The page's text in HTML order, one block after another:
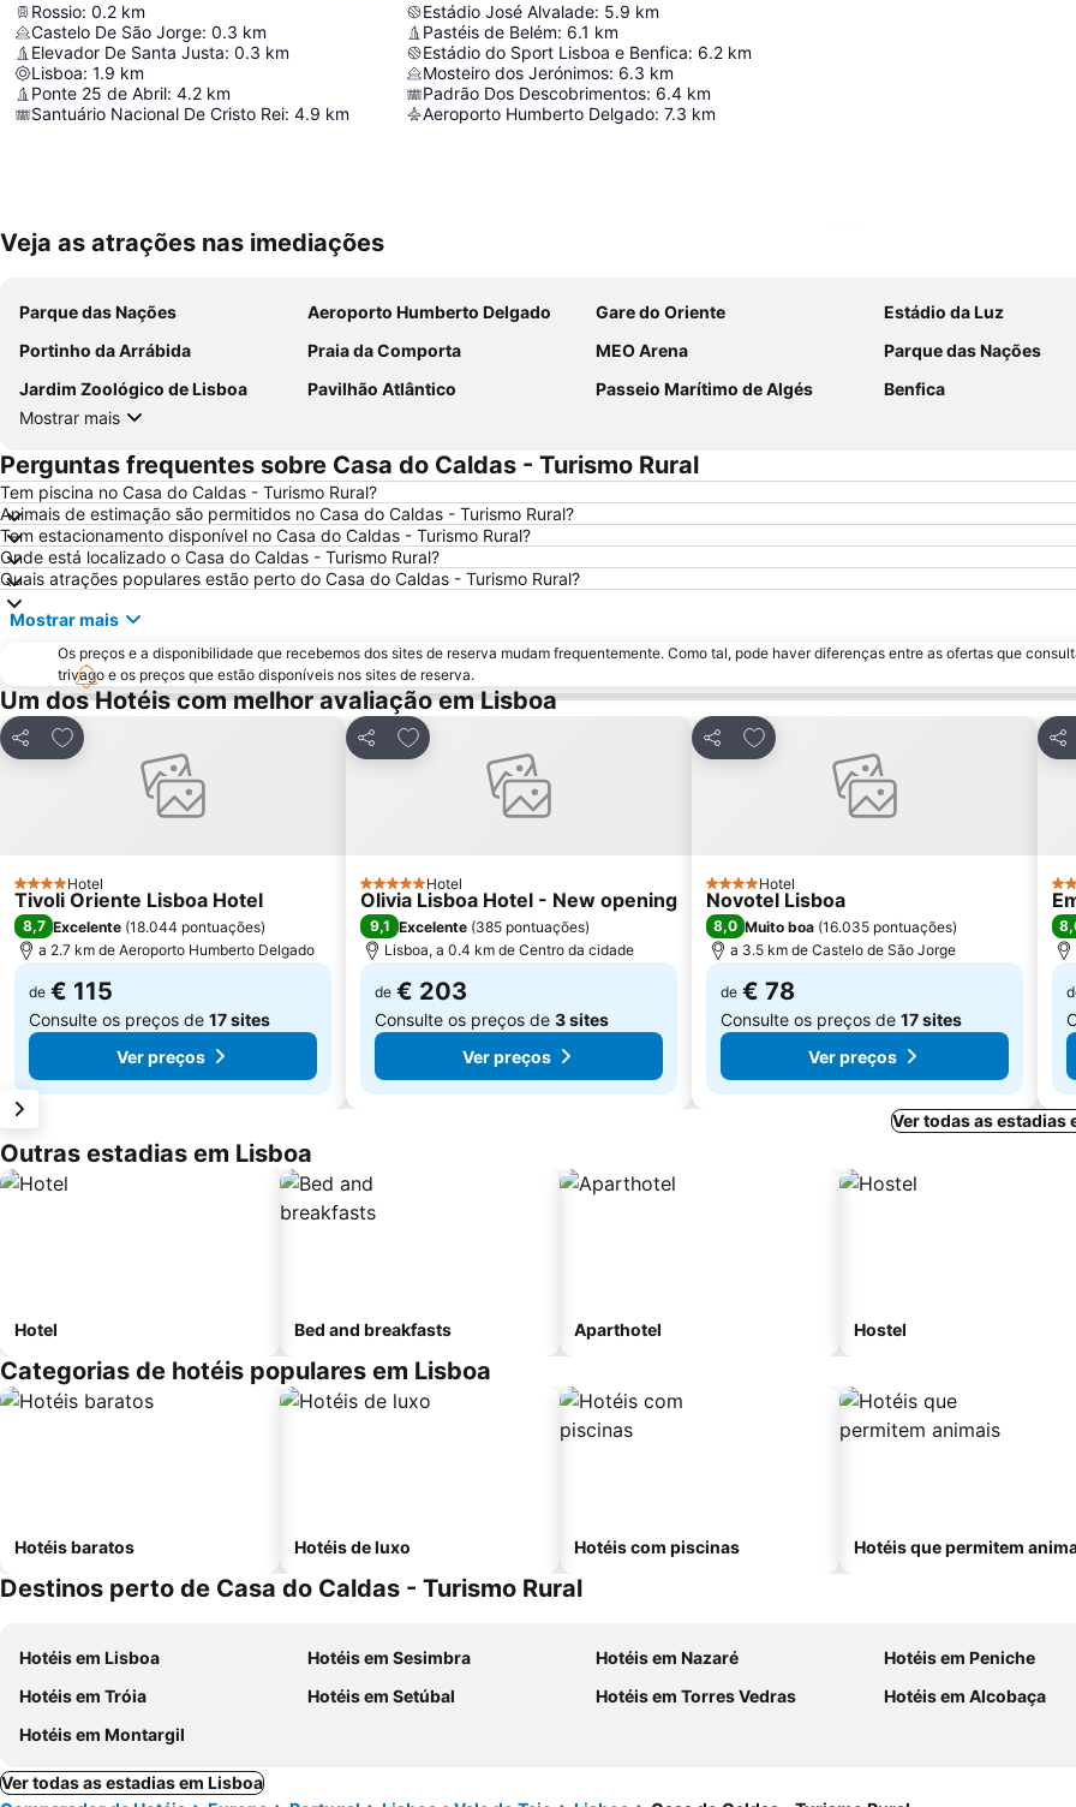
Rossio: 0.2 km
Castelo De São Jorge: 0.3 km
Elevador De Santa Justa: 0.3 km
Lisboa: 1.9 km
Ponte 25 de Abril: 4.2 km
Santuário Nacional De Cristo Rei: 4.9 km
Estádio José Alvalade: 5.9 km
Pastéis de Belém: 6.1 km
Estádio do Sport Lisboa e Benfica: 6.2 km
Mosteiro dos Jerónimos: 6.3 km
Padrão Dos Descobrimentos: 6.4 km
Aeroporto Humberto Delgado: 7.3 km
Veja as atrações nas imediações
Parque das Nações Aeroporto Humberto Delgado Gare do Oriente
Estádio da Luz
Portinho da Arrábida
Praia da Comporta MEO Arena
Parque das Nações
Jardim Zoológico de Lisboa
Pavilhão Atlântico Passeio Marítimo de Algés
Benfica
Mostrar mais
Perguntas frequentes sobre Casa do Caldas - Turismo Rural
Tem piscina no Casa do Caldas - Turismo Rural?
Animais de estimação são permitidos no Casa do Caldas - Turismo Rural?
Tem estacionamento disponível no Casa do Caldas - Turismo Rural?
Onde está localizado o Casa do Caldas - Turismo Rural?
Quais atrações populares estão perto do Casa do Caldas - Turismo Rural?
Mostrar mais
Os preços e a disponibilidade que recebemos dos sites de reserva mudam frequentemente. Como tal, pode haver diferenças entre as ofertas que
trivago e os preços que estão disponíveis nos sites de reserva.
Um dos Hotéis com melhor avaliação em Lisboa
Partilhar
Adicionar aos favoritos
4 Estrelas
Hotel
Tivoli Oriente Lisboa Hotel
8,7 Excelente (18.044 pontuações)
a 2.7 km de Aeroporto Humberto Delgado
de € 115
Consulte os preços de 17 sites
Ver preços
Partilhar
Adicionar aos favoritos
5 EstrelasHotel
Olivia Lisboa Hotel - New opening
9,1 Excelente (385 pontuações)
Lisboa, a 0.4 km de Centro da cidade
de € 203
Consulte os preços de 3 sites
Ver preços
Partilhar
Adicionar aos favoritos
4 Estrelas
Hotel
Novotel Lisboa
8,0 Muito boa (16.035 pontuações)
a 3.5 km de Castelo de São Jorge
de € 78
Consulte os preços de 17 sites
Ver preços
3
Ver todas as estadias
Outras estadias em Lisboa
Hotel Bed and breakfasts Aparthotel Hostel
Categorias de hotéis populares em Lisboa
Hotéis baratos Hotéis de luxo Hotéis com piscinas Hotéis que permitem
Destinos perto de Casa do Caldas - Turismo Rural
Hotéis em Lisboa Hotéis em Sesimbra Hotéis em Nazaré
Hotéis em Peniche
Hotéis em Tróia
Hotéis em Setúbal Hotéis em Torres Vedras
Hotéis em Alcobaça
Hotéis em Montargil
Ver todas as estadias em Lisboa